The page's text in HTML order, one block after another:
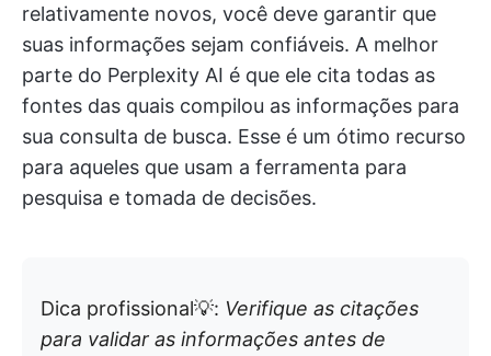
relativamente novos, você deve garantir que
suas informações sejam confiáveis. A melhor
parte do Perplexity AI é que ele cita todas as
fontes das quais compilou as informações para
sua consulta de busca. Esse é um ótimo recurso
para aqueles que usam a ferramenta para
pesquisa e tomada de decisões.
Dica profissional💡: Verifique as citações
para validar as informações antes de